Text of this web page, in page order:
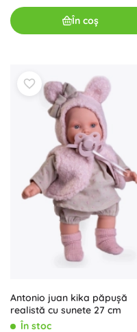
În coș
Antonio juan kika păpușă
realistă cu sunete 27 cm
În stoc